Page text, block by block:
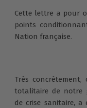
Cette lettre a pour
points
Nation française.
Très
totalitaire de notre
de crise sanitaire, a